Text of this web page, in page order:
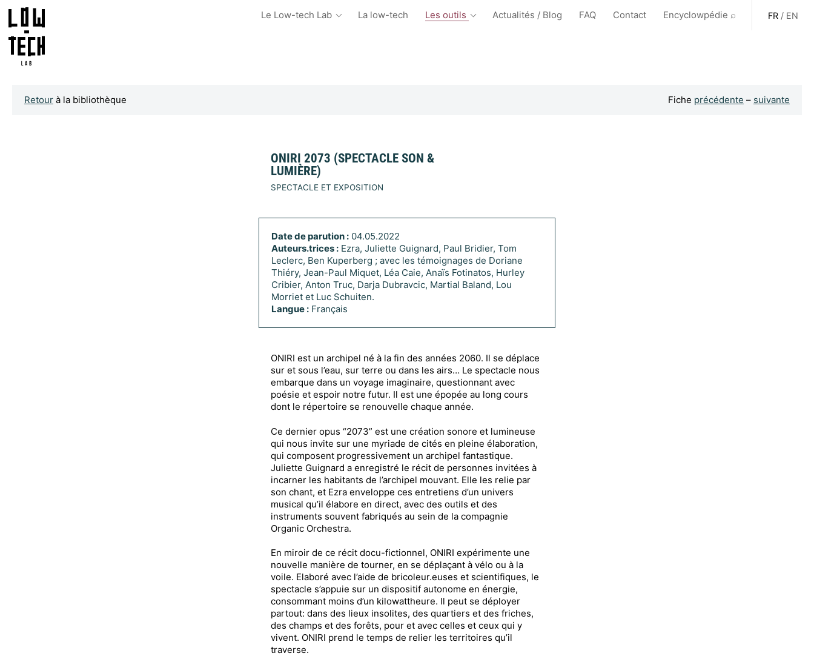
Le Low-tech Lab La low-tech Les outils Actualités / Blog FAQ Contact Encyclowpédie ⌕ FR / EN
Retour à la bibliothèque Fiche précédente – suivante
ONIRI 2073 (SPECTACLE SON &
LUMIÈRE)
SPECTACLE ET EXPOSITION
Date de parution : 04.05.2022
Auteurs.trices : Ezra, Juliette Guignard, Paul Bridier, Tom
Leclerc, Ben Kuperberg ; avec les témoignages de Doriane
Thiéry, Jean-Paul Miquet, Léa Caie, Anaïs Fotinatos, Hurley
Cribier, Anton Truc, Darja Dubravcic, Martial Baland, Lou
Morriet et Luc Schuiten.
Langue : Français
ONIRI est un archipel né à la fin des années 2060. Il se déplace
sur et sous l’eau, sur terre ou dans les airs… Le spectacle nous
embarque dans un voyage imaginaire, questionnant avec
poésie et espoir notre futur. Il est une épopée au long cours
dont le répertoire se renouvelle chaque année.
Ce dernier opus “2073” est une création sonore et lumineuse
qui nous invite sur une myriade de cités en pleine élaboration,
qui composent progressivement un archipel fantastique.
Juliette Guignard a enregistré le récit de personnes invitées à
incarner les habitants de l’archipel mouvant. Elle les relie par
son chant, et Ezra enveloppe ces entretiens d’un univers
musical qu’il élabore en direct, avec des outils et des
instruments souvent fabriqués au sein de la compagnie
Organic Orchestra.
En miroir de ce récit docu-fictionnel, ONIRI expérimente une
nouvelle manière de tourner, en se déplaçant à vélo ou à la
voile. Elaboré avec l’aide de bricoleur.euses et scientifiques, le
spectacle s’appuie sur un dispositif autonome en énergie,
consommant moins d’un kilowattheure. Il peut se déployer
partout: dans des lieux insolites, des quartiers et des friches,
des champs et des forêts, pour et avec celles et ceux qui y
vivent. ONIRI prend le temps de relier les territoires qu’il
traverse.